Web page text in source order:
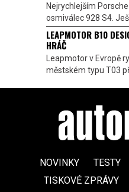
Nejrychlejším
osmiválec 928 S4.
LEAPMOTOR B10
HRÁČ
Leapmotor v Evropě
městském typu T03
NOVINKY TESTY
TISKOVÉ ZPRÁVY